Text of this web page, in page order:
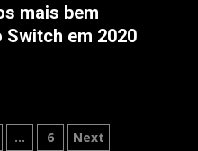
mais bem
em 2020
… 6 Next